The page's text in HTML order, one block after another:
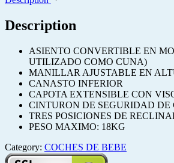
Description
ASIENTO CONVERTIBLE EN
UTILIZADO COMO CUNA)
MANILLAR AJUSTABLE EN
CANASTO INFERIOR
CAPOTA EXTENSIBLE CON
CINTURON DE SEGURIDAD DE
TRES POSICIONES DE
PESO MAXIMO: 18KG
Category: COCHES DE BEBE